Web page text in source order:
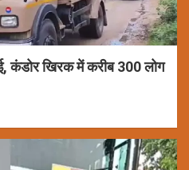
कंडोर खिरक में करीब 300 लोग